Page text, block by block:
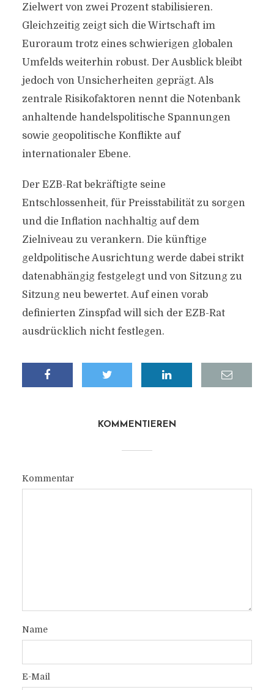
Zielwert von zwei Prozent stabilisieren.
Gleichzeitig zeigt sich die Wirtschaft im
Euroraum trotz eines schwierigen globalen
Umfelds weiterhin robust. Der Ausblick bleibt
jedoch von Unsicherheiten geprägt. Als
zentrale Risikofaktoren nennt die Notenbank
anhaltende handelspolitische Spannungen
sowie geopolitische Konflikte auf
internationaler Ebene.
Der EZB-Rat bekräftigte seine
Entschlossenheit, für Preisstabilität zu sorgen
und die Inflation nachhaltig auf dem
Zielniveau zu verankern. Die künftige
geldpolitische Ausrichtung werde dabei strikt
datenabhängig festgelegt und von Sitzung zu
Sitzung neu bewertet. Auf einen vorab
definierten Zinspfad will sich der EZB-Rat
ausdrücklich nicht festlegen.
KOMMENTIEREN
Kommentar
Name
E-Mail